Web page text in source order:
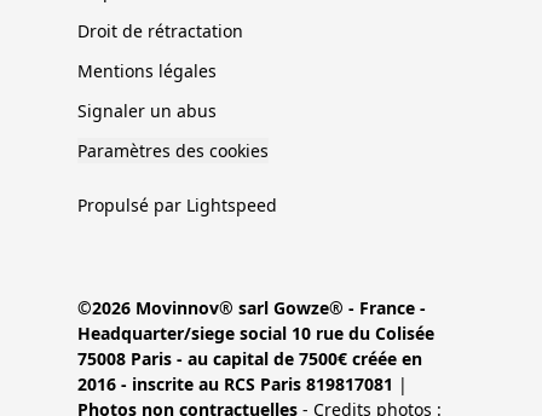
Droit de rétractation
Mentions légales
Signaler un abus
Paramètres des cookies
Propulsé par Lightspeed
©2026 Movinnov® sarl Gowze® - France -
Headquarter/siege social 10 rue du Colisée
75008 Paris - au capital de 7500€ créée en
2016 - inscrite au RCS Paris 819817081 |
Photos non contractuelles - Credits photos :